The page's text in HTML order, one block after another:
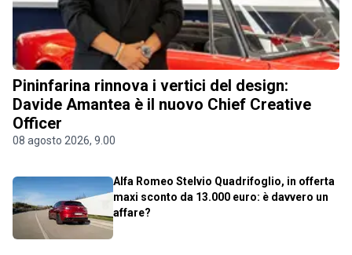
Pininfarina rinnova i vertici del design:
Davide Amantea è il nuovo Chief Creative
Officer
08 agosto 2026, 9.00
Alfa Romeo Stelvio Quadrifoglio, in offerta
maxi sconto da 13.000 euro: è davvero un
affare?